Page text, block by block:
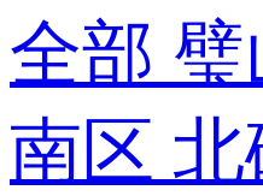
全部 璧
南区 北